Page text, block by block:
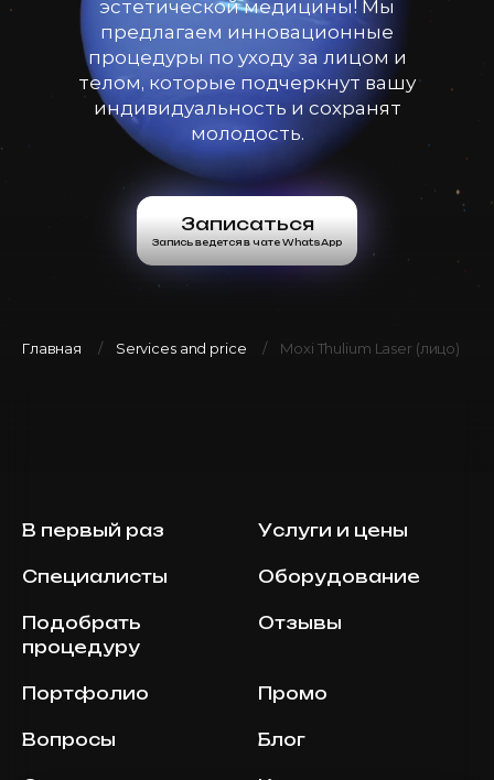
эстетической медицины! Мы
предлагаем инновационные
процедуры по уходу за лицом и
телом, которые подчеркнут вашу
индивидуальность и сохранят
молодость.
Записаться
Запись ведется в чате WhatsApp
Главная Services and price Moxi Thulium Laser (лицо)
В первый раз Услуги и цены
Специалисты Оборудование
Подобрать
процедуру
Отзывы
Портфолио Промо
Вопросы Блог